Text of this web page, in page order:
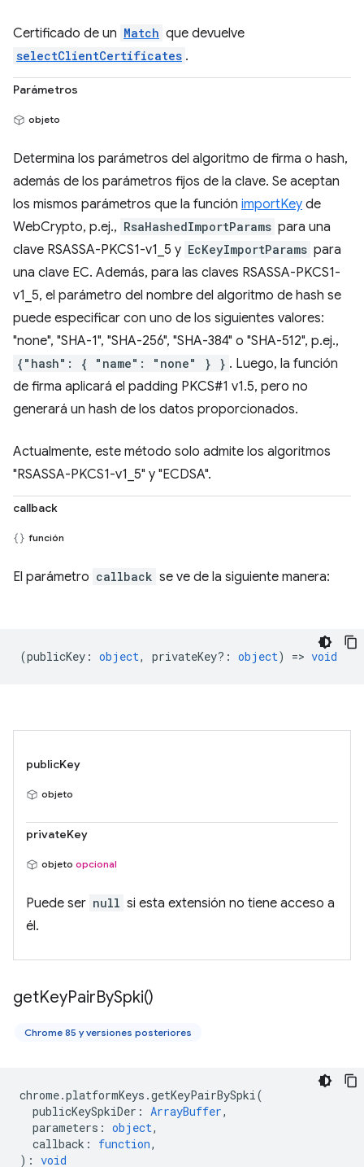
Certificado de un Match que devuelve
selectClientCertificates .
Parámetros
objeto
Determina los parámetros del algoritmo de firma o hash,
además de los parámetros fijos de la clave. Se aceptan
los mismos parámetros que la función importKey de
WebCrypto, p.ej., RsaHashedImportParams para una
clave RSASSA-PKCS1-v1_5 y EcKeyImportParams para
una clave EC. Además, para las claves RSASSA-PKCS1-
v1_5, el parámetro del nombre del algoritmo de hash se
puede especificar con uno de los siguientes valores:
"none", "SHA-1", "SHA-256", "SHA-384" o "SHA-512", p.ej.,
{"hash": { "name": "none" } } . Luego, la función
de firma aplicará el padding PKCS#1 v1.5, pero no
generará un hash de los datos proporcionados.
Actualmente, este método solo admite los algoritmos
"RSASSA-PKCS1-v1_5" y "ECDSA".
callback
función
El parámetro callback se ve de la siguiente manera:
(publicKey : object, privateKey? : object) => void
publicKey
objeto
privateKey
objeto opcional
Puede ser null si esta extensión no tiene acceso a
él.
getKeyPairBySpki()
Chrome 85 y versiones posteriores
chrome.platformKeys .getKeyPairBySpki(
publicKeySpkiDer : ArrayBuffer,
parameters : object,
callback : function,
) : void